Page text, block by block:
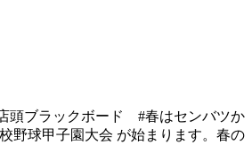
頭ブラックボード #春はセンバツか
野球甲子園大会 が始まります。春の